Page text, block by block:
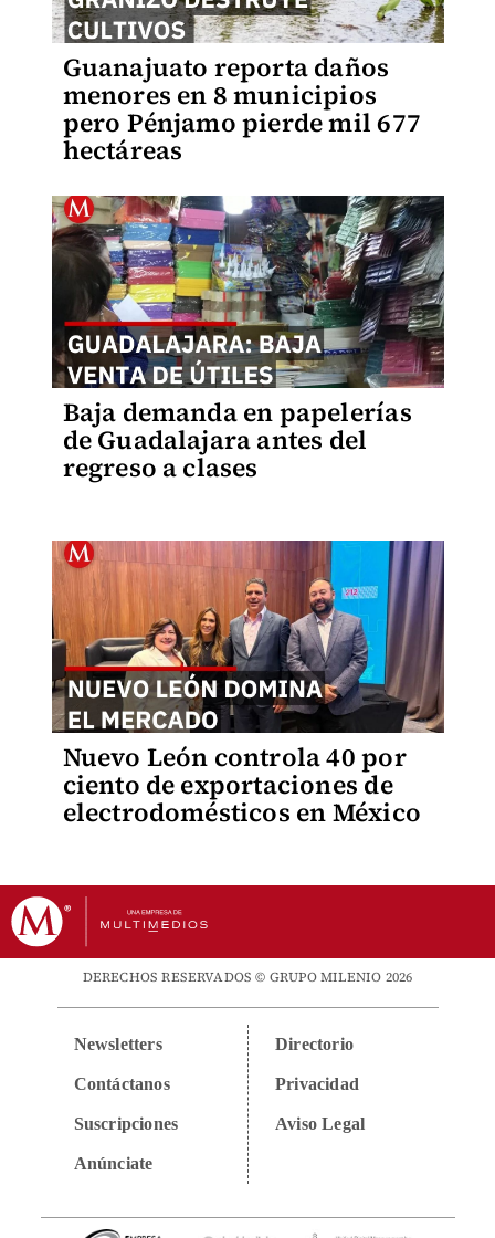
Guanajuato reporta daños
menores en 8 municipios
pero Pénjamo pierde mil 677
hectáreas
Baja demanda en papelerías
de Guadalajara antes del
regreso a clases
Nuevo León controla 40 por
ciento de exportaciones de
electrodomésticos en México
DERECHOS RESERVADOS © GRUPO MILENIO 2026
Newsletters
Contáctanos
Suscripciones
Anúnciate
Directorio
Privacidad
Aviso Legal